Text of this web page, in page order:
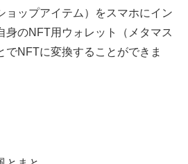
ョップアイテム）をスマホにイン
身のNFT用ウォレット（メタマス
でNFTに変換することができま